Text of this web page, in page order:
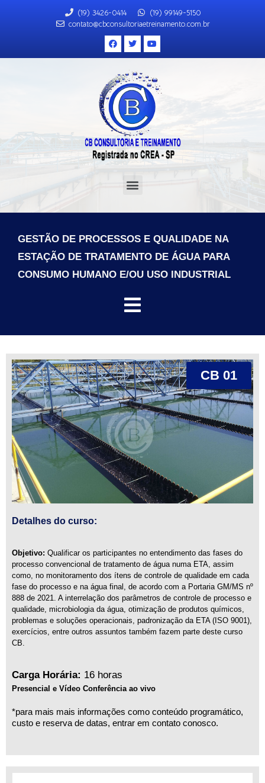
(19) 3426-0414
(19) 99149-5150
contato@cbconsultoriaetreinamento.com.br
GESTÃO DE PROCESSOS E QUALIDADE NA
ESTAÇÃO DE TRATAMENTO DE ÁGUA PARA
CONSUMO HUMANO E/OU USO INDUSTRIAL
Detalhes do curso:
Objetivo: Qualificar os participantes no entendimento das fases do
processo convencional de tratamento de água numa ETA, assim
como, no monitoramento dos ítens de controle de qualidade em cada
fase do processo e na água final, de acordo com a Portaria GM/MS nº
888 de 2021. A interrelação dos parâmetros de controle de processo e
qualidade, microbiologia da água, otimização de produtos químicos,
problemas e soluções operacionais, padronização da ETA (ISO 9001),
exercícios, entre outros assuntos também fazem parte deste curso
CB.
Carga Horária: 16 horas
Presencial e Vídeo Conferência ao vivo
*para mais mais informações como conteúdo programático,
custo e reserva de datas, entrar em contato conosco.
CB 01